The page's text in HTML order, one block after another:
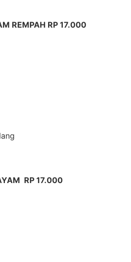
REMPAH RP 17.000
RP 17.000